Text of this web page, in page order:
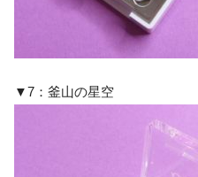
▼7：釜山の星空